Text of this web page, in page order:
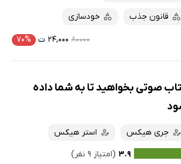
ارزان ترین‌ها
قانون جذب خودسازی
۸۰۰۰۰ ۲۴,۰۰۰ ت ۷۰%
صوتی بخواهید تا به شما داده
جری هیکس
استر هیکس
۳.۹ (امتیاز ۹ نفر)